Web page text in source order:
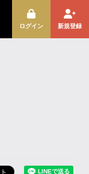
ログイン 新規登録